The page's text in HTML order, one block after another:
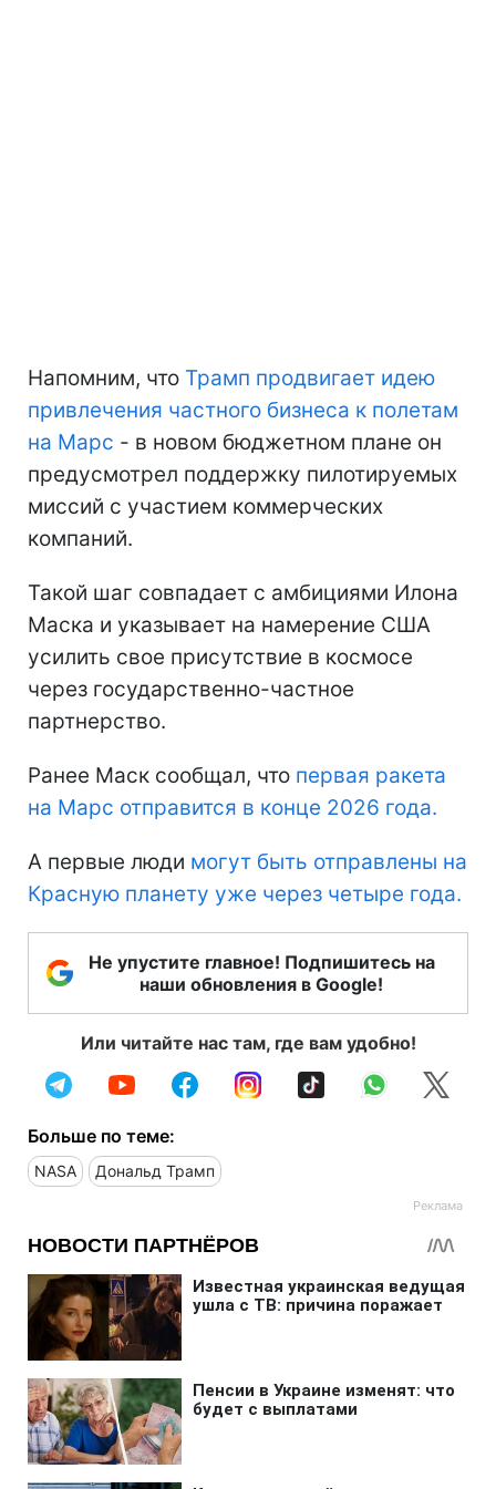
Напомним, что Трамп продвигает идею
привлечения частного бизнеса к полетам
на Марс - в новом бюджетном плане он
предусмотрел поддержку пилотируемых
миссий с участием коммерческих
компаний.
Такой шаг совпадает с амбициями Илона
Маска и указывает на намерение США
усилить свое присутствие в космосе
через государственно-частное
партнерство.
Ранее Маск сообщал, что первая ракета
на Марс отправится в конце 2026 года.
А первые люди могут быть отправлены на
Красную планету уже через четыре года.
Не упустите главное! Подпишитесь на
наши обновления в Google!
Или читайте нас там, где вам удобно!
Больше по теме:
NASA Дональд Трамп